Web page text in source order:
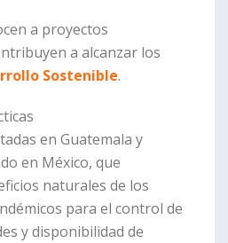
a proyectos
a alcanzar los
Sostenible.
en Guatemala y
en México, que
naturales de los
para el control de
y disponibilidad de